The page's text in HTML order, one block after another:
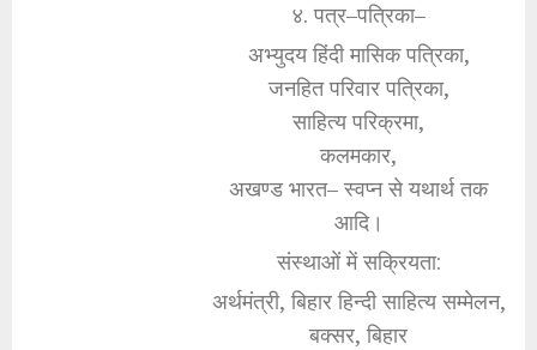
४. पत्र–पत्रिका–
अभ्युदय हिंदी मासिक पत्रिका,
जनहित परिवार पत्रिका,
साहित्य परिक्रमा,
कलमकार,
अखण्ड भारत– स्वप्न से यथार्थ तक
आदि।
संस्थाओं में सक्रियता:
अर्थमंत्री, बिहार हिन्दी साहित्य सम्मेलन,
बक्सर, बिहार